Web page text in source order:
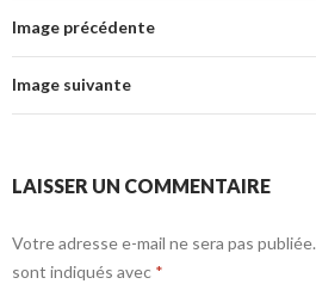
Image précédente
Image suivante
LAISSER UN COMMENTAIRE
Votre adresse e-mail ne sera pas publiée.
sont indiqués avec *